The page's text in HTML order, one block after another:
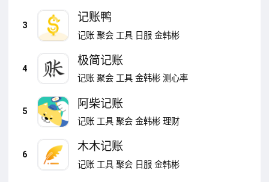
3
记账鸭
记账 聚会 工具 日服 金韩彬
4
极简记账
记账 聚会 工具 金韩彬 测心率
5
阿柴记账
记账 工具 聚会 金韩彬 理财
6
木木记账
记账 工具 聚会 日服 金韩彬